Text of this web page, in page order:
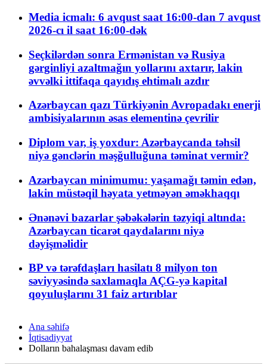
Media icmalı: 6 avqust saat 16:00-dan 7 avqust
2026-cı il saat 16:00-dək
Seçkilərdən sonra Ermənistan və Rusiya
gərginliyi azaltmağın yollarını axtarır, lakin
əvvəlki ittifaqa qayıdış ehtimalı azdır
Azərbaycan qazı Türkiyənin Avropadakı enerji
ambisiyalarının əsas elementinə çevrilir
Diplom var, iş yoxdur: Azərbaycanda təhsil
niyə gənclərin məşğulluğuna təminat vermir?
Azərbaycan minimumu: yaşamağı təmin edən,
lakin müstəqil həyata yetməyən əməkhaqqı
Ənənəvi bazarlar şəbəkələrin təzyiqi altında:
Azərbaycan ticarət qaydalarını niyə
dəyişməlidir
BP və tərəfdaşları hasilatı 8 milyon ton
səviyyəsində saxlamaqla AÇG-yə kapital
qoyuluşlarını 31 faiz artırıblar
Ana səhifə
İqtisadiyyat
Dolların bahalaşması davam edib